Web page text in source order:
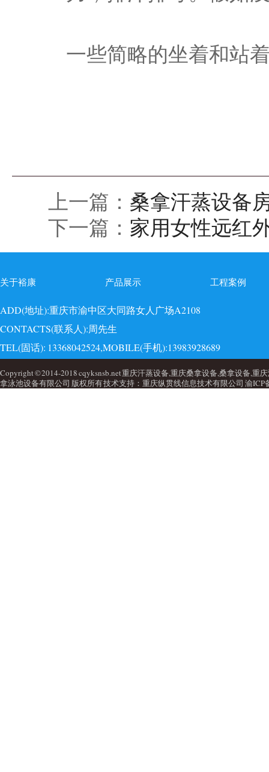
一些简略的坐着和站
上一篇： 桑拿汗蒸设备
下一篇： 家用女性远红
关于裕康 产品展示 工程案例
ADD(地址):重庆市渝中区大同路女人广场A2108
CONTACTS(联系人):周先生
TEL(固话): 13368042524,MOBILE(手机):13983928689
Copyright © 2014-2018 cqyksnsb.net 重庆汗蒸设备,重庆桑拿设备,桑拿设备,重
拿泳池设备有限公司 版权所有 技术支持：重庆纵贯线信息技术有限公司 渝ICP